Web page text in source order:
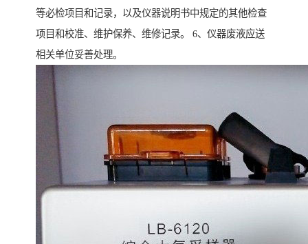
等必检项目和记录，以及仪器说明书中规定的其他检查
项目和校准、维护保养、维修记录。 6、仪器废液应送
相关单位妥善处理。